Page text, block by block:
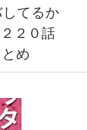
てるか
２０話
め